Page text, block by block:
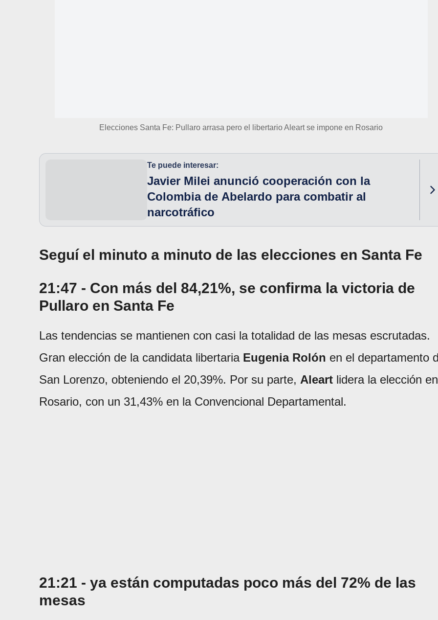
Elecciones Santa Fe: Pullaro arrasa pero el libertario Aleart se impone en Rosario
Te puede interesar:
Javier Milei anunció cooperación con la
Colombia de Abelardo para combatir al
narcotráfico
Seguí el minuto a minuto de las elecciones en Santa Fe
21:47 - Con más del 84,21%, se confirma la victoria de
Pullaro en Santa Fe
Las tendencias se mantienen con casi la totalidad de las mesas escrutadas.
Gran elección de la candidata libertaria Eugenia Rolón en el departamento
San Lorenzo, obteniendo el 20,39%. Por su parte, Aleart lidera la elección en
Rosario, con un 31,43% en la Convencional Departamental.
21:21 - ya están computadas poco más del 72% de las
mesas